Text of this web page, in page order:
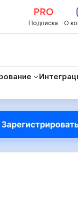
Подписка О